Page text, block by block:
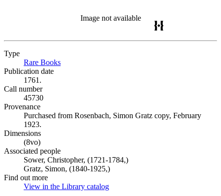
Image not available
Type
Rare Books
Publication date
1761.
Call number
45730
Provenance
Purchased from Rosenbach, Simon Gratz copy, February
1923.
Dimensions
(8vo)
Associated people
Sower, Christopher, (1721-1784,)
Gratz, Simon, (1840-1925,)
Find out more
View in the Library catalog